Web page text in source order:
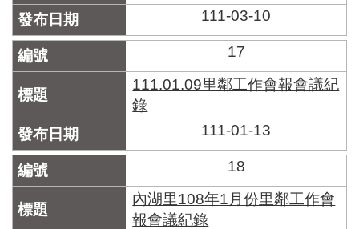
111-03-10
17
111.01.09里鄰工作會報會議紀
錄
111-01-13
18
內湖里108年1月份里鄰工作會
報會議紀錄